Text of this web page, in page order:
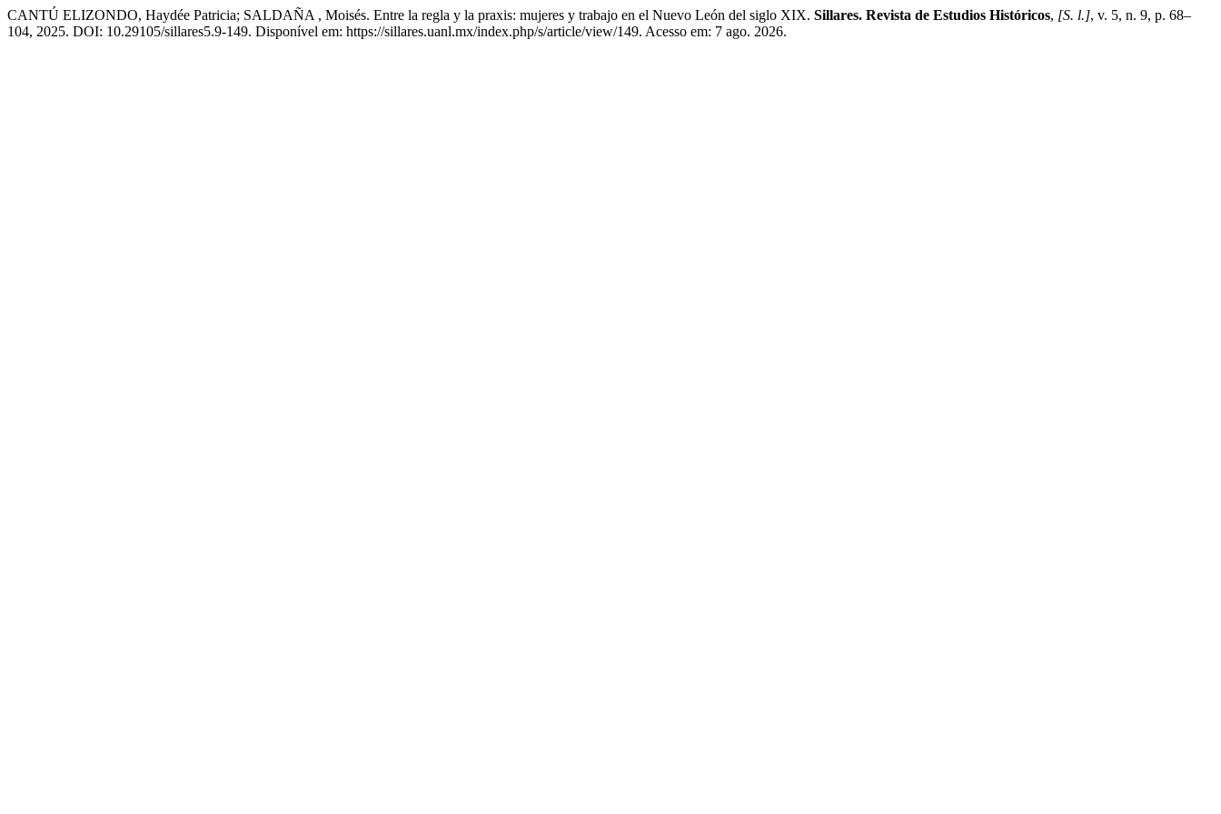
CANTÚ ELIZONDO, Haydée Patricia; SALDAÑA , Moisés. Entre la regla y la praxis: mujeres y trabajo en el Nuevo León del siglo XIX. Sillares. Revista de Estudios Históricos, [S. l.], v. 5, n. 9, p. 68–
104, 2025. DOI: 10.29105/sillares5.9-149. Disponível em: https://sillares.uanl.mx/index.php/s/article/view/149. Acesso em: 7 ago. 2026.